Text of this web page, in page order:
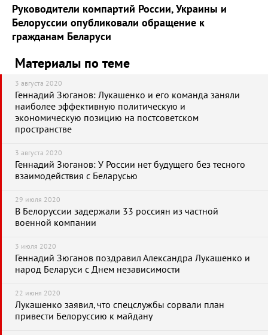
Руководители компартий России, Украины и
Белоруссии опубликовали обращение к
гражданам Беларуси
Материалы по теме
3 августа 2020
Геннадий Зюганов: Лукашенко и его команда заняли
наиболее эффективную политическую и
экономическую позицию на постсоветском
пространстве
3 августа 2020
Геннадий Зюганов: У России нет будущего без тесного
взаимодействия с Беларусью
29 июля 2020
В Белоруссии задержали 33 россиян из частной
военной компании
3 июля 2020
Геннадий Зюганов поздравил Александра Лукашенко и
народ Беларуси с Днем независимости
22 июня 2020
Лукашенко заявил, что спецслужбы сорвали план
привести Белоруссию к майдану